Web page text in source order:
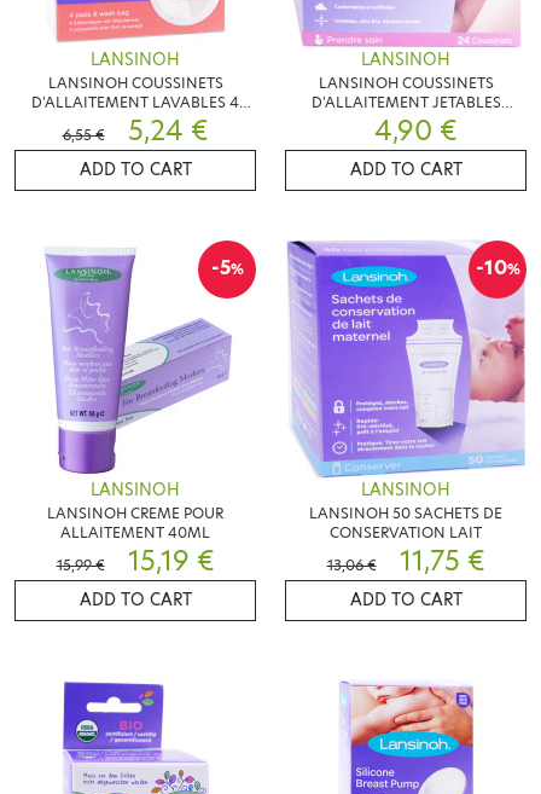
LANSINOH
LANSINOH COUSSINETS
D'ALLAITEMENT LAVABLES 4
COUSSINETS
6,55 € 5,24 €
ADD TO CART
LANSINOH
LANSINOH COUSSINETS
D'ALLAITEMENT JETABLES
AMELIORES X24
4,90 €
ADD TO CART
-5%
LANSINOH
LANSINOH CREME POUR
ALLAITEMENT 40ML
15,99 €
15,19 €
ADD TO CART
-10%
LANSINOH
LANSINOH 50 SACHETS DE
CONSERVATION LAIT
13,06 €
11,75 €
ADD TO CART